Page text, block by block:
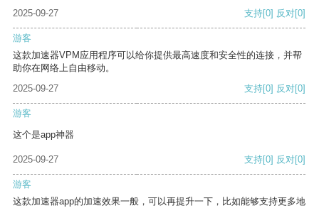
2025-09-27
支持[0] 反对[0]
游客
这款加速器VPM应用程序可以给你提供最高速度和安全性的连接，并帮
助你在网络上自由移动。
2025-09-27
支持[0] 反对[0]
游客
这个是app神器
2025-09-27 支持[0] 反对[0]
游客
这款加速器app的加速效果一般，可以再提升一下，比如能够支持更多地